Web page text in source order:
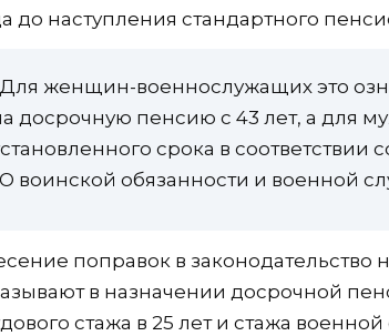
до наступления стандартного
женщин-военнослужащих это
досрочную пенсию с 43 лет, а для
срока в соответствии
воинской обязанности и военной
поправок в
в назначении досрочной
стажа в 25 лет и стажа